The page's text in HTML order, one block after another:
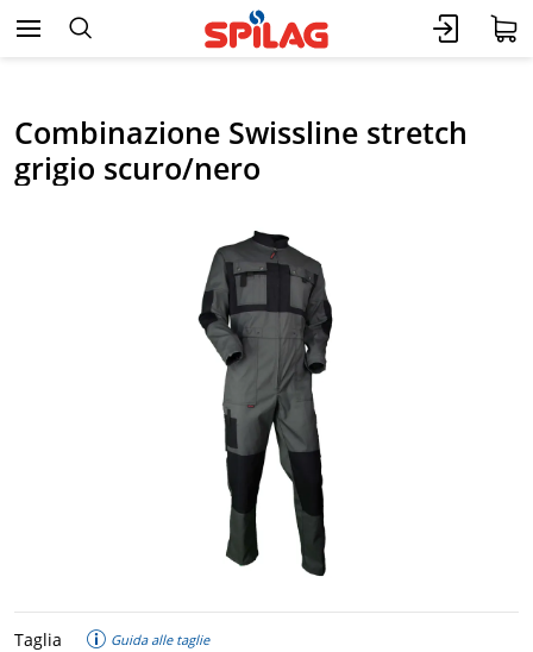
Combinazione Swissline stretch
grigio scuro/nero
Taglia Guida alle taglie